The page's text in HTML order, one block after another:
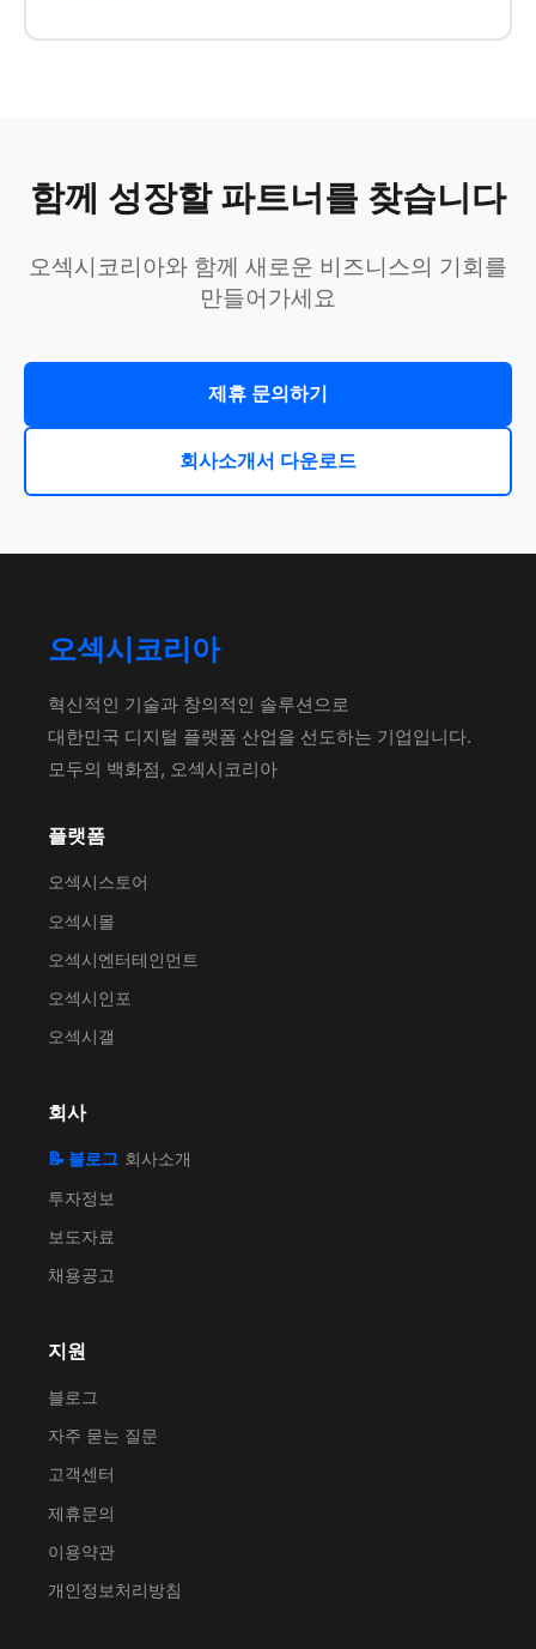
함께 성장할 파트너를 찾습니다
오섹시코리아와 함께 새로운 비즈니스의 기회를
만들어가세요
제휴 문의하기
회사소개서 다운로드
오섹시코리아
혁신적인 기술과 창의적인 솔루션으로
대한민국 디지털 플랫폼 산업을 선도하는 기업입니다.
모두의 백화점, 오섹시코리아
플랫폼
오섹시스토어
오섹시몰
오섹시엔터테인먼트
오섹시인포
오섹시갤
회사
📝 블로그 회사소개
투자정보
보도자료
채용공고
지원
블로그
자주 묻는 질문
고객센터
제휴문의
이용약관
개인정보처리방침